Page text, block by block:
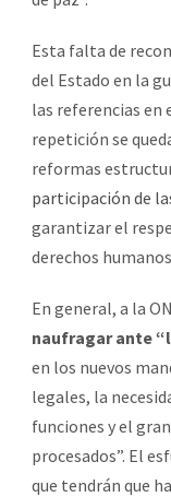
Esta falta de
del Estado en la
las referencias en
repetición se
reformas
participación de
garantizar el
derechos
En general, a la
naufragar ante
en los nuevos
legales, la
funciones y el
procesados”. El
que tendrán que